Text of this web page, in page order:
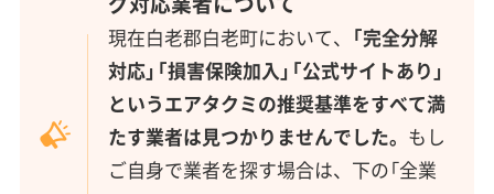
現在白老郡白老町において、 「完全分解
対応」「損害保険加入」「公式サイトあり」
というエアタクミの推奨基準をすべて満
たす業者は見つかりませんでした。 もし
ご自身で業者を探す場合は、下の「全業